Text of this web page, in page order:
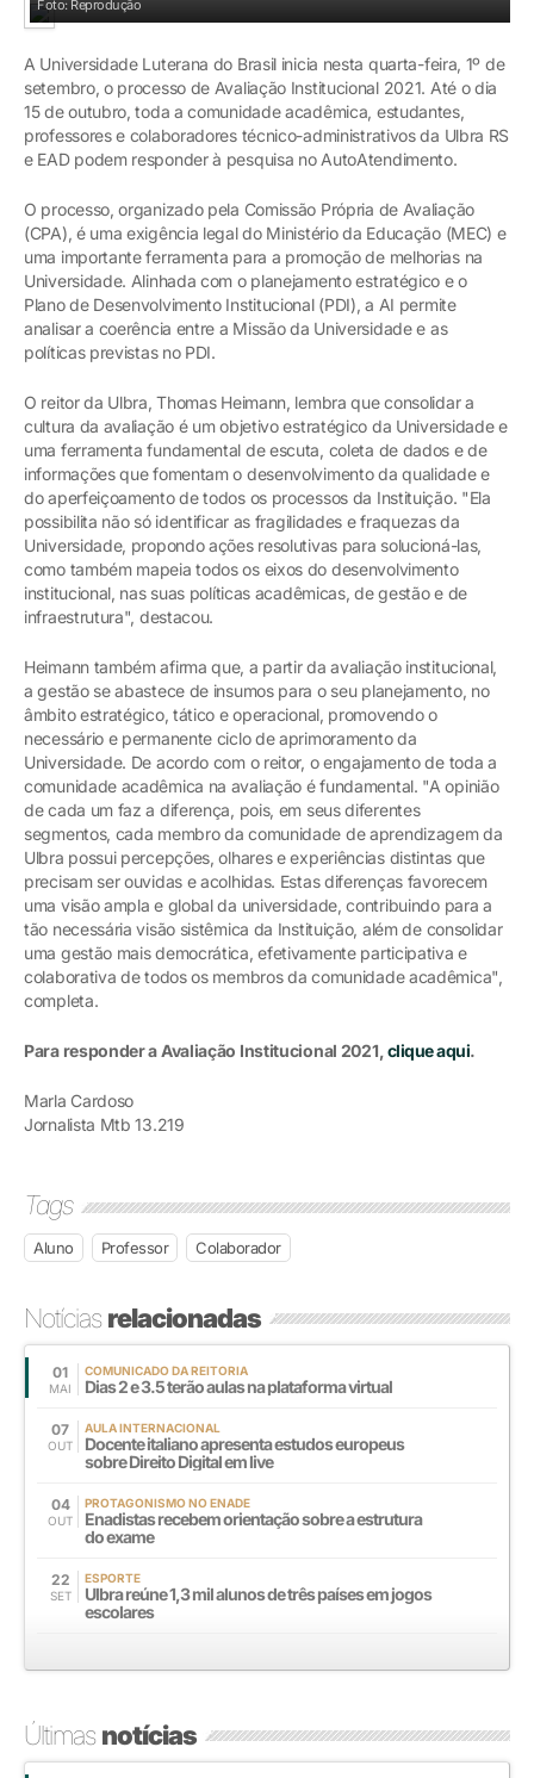
Foto: Reprodução
A Universidade Luterana do Brasil inicia nesta quarta-feira, 1º de
setembro, o processo de Avaliação Institucional 2021. Até o dia
15 de outubro, toda a comunidade acadêmica, estudantes,
professores e colaboradores técnico-administrativos da Ulbra RS
e EAD podem responder à pesquisa no AutoAtendimento.
O processo, organizado pela Comissão Própria de Avaliação
(CPA), é uma exigência legal do Ministério da Educação (MEC) e
uma importante ferramenta para a promoção de melhorias na
Universidade. Alinhada com o planejamento estratégico e o
Plano de Desenvolvimento Institucional (PDI), a AI permite
analisar a coerência entre a Missão da Universidade e as
políticas previstas no PDI.
O reitor da Ulbra, Thomas Heimann, lembra que consolidar a
cultura da avaliação é um objetivo estratégico da Universidade e
uma ferramenta fundamental de escuta, coleta de dados e de
informações que fomentam o desenvolvimento da qualidade e
do aperfeiçoamento de todos os processos da Instituição. "Ela
possibilita não só identificar as fragilidades e fraquezas da
Universidade, propondo ações resolutivas para solucioná-las,
como também mapeia todos os eixos do desenvolvimento
institucional, nas suas políticas acadêmicas, de gestão e de
infraestrutura", destacou.
Heimann também afirma que, a partir da avaliação institucional,
a gestão se abastece de insumos para o seu planejamento, no
âmbito estratégico, tático e operacional, promovendo o
necessário e permanente ciclo de aprimoramento da
Universidade. De acordo com o reitor, o engajamento de toda a
comunidade acadêmica na avaliação é fundamental. "A opinião
de cada um faz a diferença, pois, em seus diferentes
segmentos, cada membro da comunidade de aprendizagem da
Ulbra possui percepções, olhares e experiências distintas que
precisam ser ouvidas e acolhidas. Estas diferenças favorecem
uma visão ampla e global da universidade, contribuindo para a
tão necessária visão sistêmica da Instituição, além de consolidar
uma gestão mais democrática, efetivamente participativa e
colaborativa de todos os membros da comunidade acadêmica",
completa.
Para responder a Avaliação Institucional 2021, clique aqui.
Marla Cardoso
Jornalista Mtb 13.219
Tags
Aluno Professor Colaborador
Notíciasrelacionadas
01
MAI
COMUNICADO DA REITORIA
Dias 2 e 3.5 terão aulas na plataforma virtual
07
OUT
AULA INTERNACIONAL
Docente italiano apresenta estudos europeus
sobre Direito Digital em live
04
OUT
PROTAGONISMO NO ENADE
Enadistas recebem orientação sobre a estrutura
do exame
22
SET
ESPORTE
Ulbra reúne 1,3 mil alunos de três países em jogos
escolares
Últimasnotícias